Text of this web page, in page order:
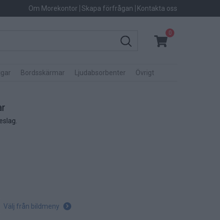
Om Morekontor Skapa förfrågan Kontakta oss
0
Bordsskärmar Ljudabsorbenter Övrigt
Välj från bildmeny